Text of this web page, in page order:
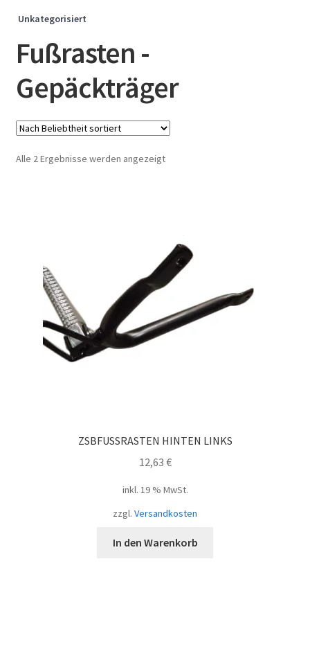
Unkategorisiert
Fußrasten -
Gepäckträger
Alle 2 Ergebnisse werden angezeigtNach
ZSBFUSSRASTEN HINTEN LINKS
12,63 €
inkl. 19 % MwSt.
zzgl. Versandkosten
In den Warenkorb